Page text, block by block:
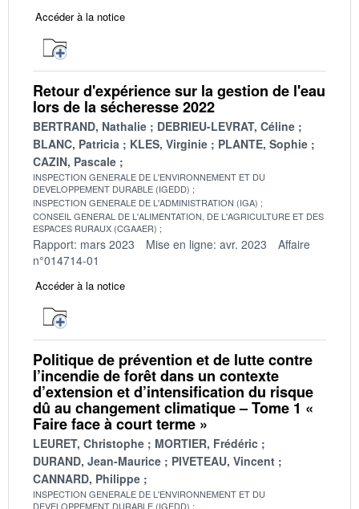
Accéder à la notice
Retour d'expérience sur la gestion de l'eau
lors de la sécheresse 2022
BERTRAND, Nathalie
DEBRIEU-LEVRAT, Céline
BLANC, Patricia
KLES, Virginie
PLANTE, Sophie
CAZIN, Pascale
INSPECTION GENERALE DE L'ENVIRONNEMENT ET DU
DEVELOPPEMENT DURABLE (IGEDD)
INSPECTION GENERALE DE L'ADMINISTRATION (IGA)
CONSEIL GENERAL DE L'ALIMENTATION, DE L'AGRICULTURE ET DES
ESPACES RURAUX (CGAAER)
Rapport: mars 2023 Mise en ligne: avr. 2023
Affaire
n°014714-01
Accéder à la notice
Politique de prévention et de lutte contre
l’incendie de forêt dans un contexte
d’extension et d’intensification du risque
dû au changement climatique – Tome 1 «
Faire face à court terme »
LEURET, Christophe
MORTIER, Frédéric
DURAND, Jean-Maurice
PIVETEAU, Vincent
CANNARD, Philippe
INSPECTION GENERALE DE L'ENVIRONNEMENT ET DU
DEVELOPPEMENT DURABLE (IGEDD)